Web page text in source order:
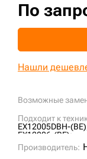
Возможные
Подходит к
EX12005DBH-
EX12006-(BE);
Производитель:
По
Нашли